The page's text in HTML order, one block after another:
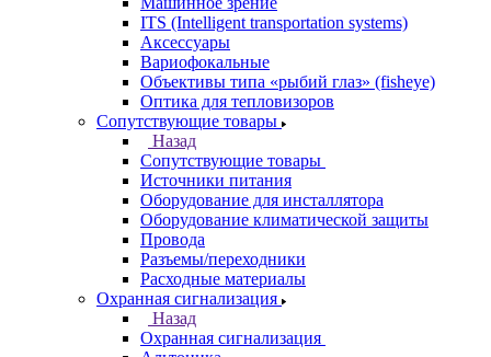
ITS (Intelligent transportation systems)
Аксессуары
Вариофокальные
Объективы типа «рыбий глаз» (fisheye)
Оптика для тепловизоров
Сопутствующие товары
Назад
Сопутствующие товары
Источники питания
Оборудование для инсталлятора
Оборудование климатической защиты
Провода
Разъемы/переходники
Расходные материалы
Охранная сигнализация
Назад
Охранная сигнализация